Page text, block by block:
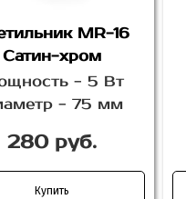
MR-16
Сатин-хром
- 5 Вт
- 75 мм
280 руб.
Купить